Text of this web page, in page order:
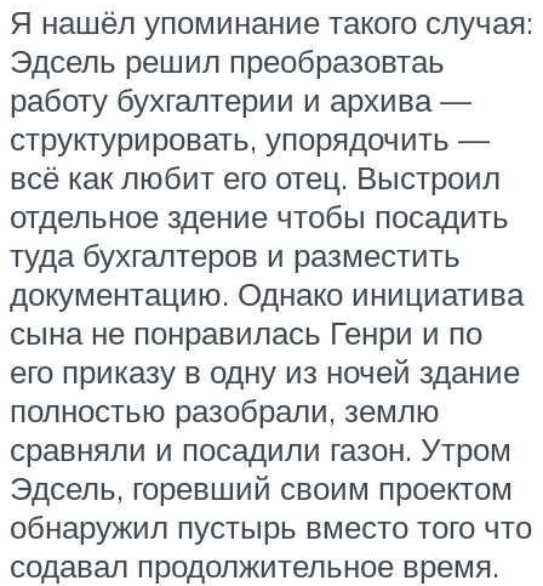
Я нашёл упоминание такого случая:
Эдсель решил преобразовтаь
работу бухгалтерии и архива —
структурировать, упорядочить —
всё как любит его отец. Выстроил
отдельное здение чтобы посадить
туда бухгалтеров и разместить
документацию. Однако инициатива
сына не понравилась Генри и по
его приказу в одну из ночей здание
полностью разобрали, землю
сравняли и посадили газон. Утром
Эдсель, горевший своим проектом
обнаружил пустырь вместо того что
содавал продолжительное время.